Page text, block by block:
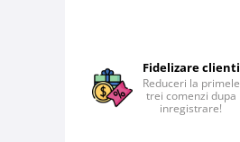
Fidelizare clienti
Reduceri la primele
trei comenzi dupa
inregistrare!